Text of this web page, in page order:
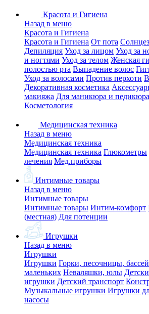
Красота и Гигиена
Назад в меню
Красота и Гигиена
Красота и Гигиена От пота
Депиляция Уход за лицом Уход за
и ногтями Уход за телом Женская
полостью рта Выпадение волос
Уход за волосами Против перхоти
Декоративная косметика
макияжа Для маникюра и педикюра
Косметология
Медицинская техника
Назад в меню
Медицинская техника
Медицинская техника Глюкометры
лечения Мед.приборы
Интимные товары
Назад в меню
Интимные товары
Интимные товары Интим-комфорт
(местная) Для потенции
Игрушки
Назад в меню
Игрушки
Игрушки Горки, песочницы,
маленьких Неваляшки, юлы
игрушки Детский транспорт
Музыкальные игрушки Игрушки
насосы